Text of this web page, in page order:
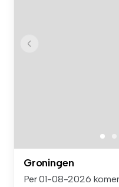
Groningen
Per 01-08-2026